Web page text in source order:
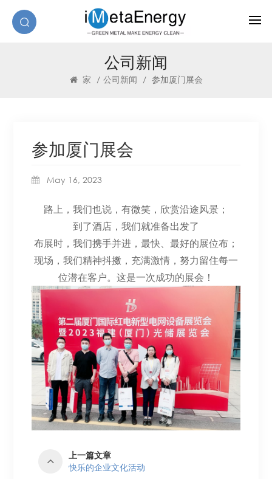
公司新闻
家 / 公司新闻 / 参加厦门展会
参加厦门展会
May 16, 2023
路上，我们也说，有微笑，欣赏沿途风景；
到了酒店，我们就准备出发了
布展时，我们携手并进，最快、最好的展位布；
现场，我们精神抖擞，充满激情，努力留住每一
位潜在客户。这是一次成功的展会！
上一篇文章
快乐的企业文化活动